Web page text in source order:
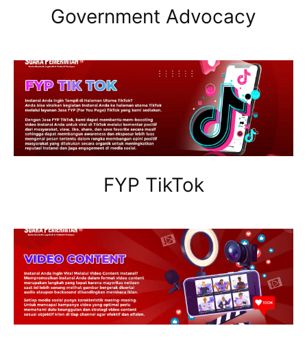
Government Advocacy
FYP TikTok